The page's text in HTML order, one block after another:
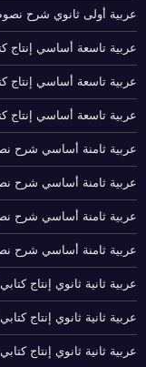
عربية أولى ثانوي شرح
عربية تاسعة أساسي إنتاج
عربية تاسعة أساسي إنتاج
عربية تاسعة أساسي إنتاج
عربية ثامنة أساسي شرح
عربية ثامنة أساسي شرح
عربية ثامنة أساسي شرح
عربية ثامنة أساسي شرح
عربية ثانية ثانوي إنتاج
عربية ثانية ثانوي إنتاج
عربية ثانية ثانوي إنتاج